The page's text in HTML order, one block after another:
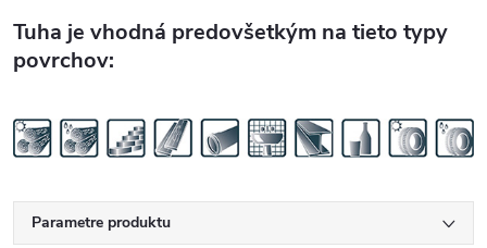
Tuha je vhodná predovšetkým na tieto typy
povrchov:
Parametre produktu